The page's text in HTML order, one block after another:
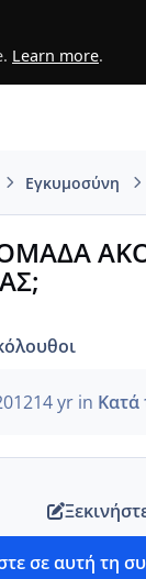
Learn more.
Εγκυμοσύνη
14 yrin Κατά
σε αυτή τη